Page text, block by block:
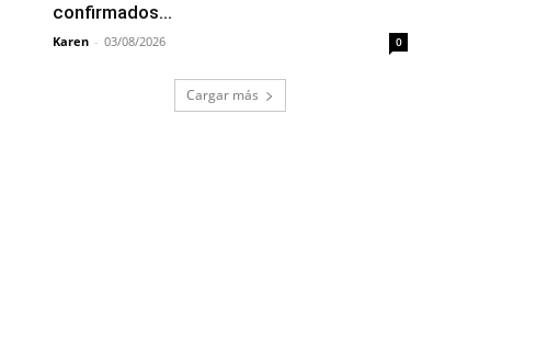
confirmados...
Karen - 03/08/2026 0
Cargar más